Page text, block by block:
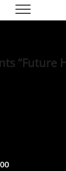
“Future